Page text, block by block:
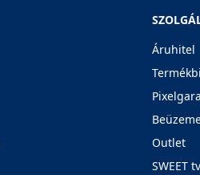
Áruhitel
Outlet
SWEET